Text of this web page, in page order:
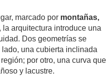
marcado por montañas,
la arquitectura introduce una
Dos geometrías se
una cubierta inclinada
por otro, una curva que
y lacustre.